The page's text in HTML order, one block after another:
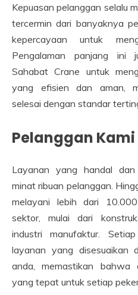
Kepuasan pelanggan selalu
tercermin dari banyaknya
kepercayaan untuk
Pengalaman panjang ini
Sahabat Crane untuk
yang efisien dan aman,
selesai dengan standar
Pelanggan Kami
Layanan yang handal
minat ribuan pelanggan.
melayani lebih dari
sektor, mulai dari
industri manufaktur.
layanan yang disesuaikan
anda, memastikan bahwa
yang tepat untuk setiap